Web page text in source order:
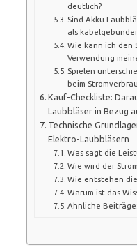
deutlich?
Sind Akku-
als
Wie kann ich den
Verwendung
Spielen
beim
Kauf-Checkliste:
Laubbläser in Bezug
Technische
Elektro-Laubbläsern
Was sagt die
Wie wird der
Wie entstehen
Warum ist das
Ähnliche Beiträge: